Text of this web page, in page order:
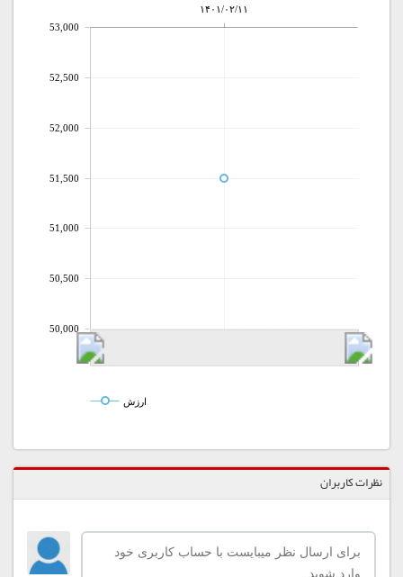
۱۴۰۱/۰۲/۱۱
50,000
50,500
51,000
51,500
52,000
52,500
53,000
ارزش
نظرات کاربران